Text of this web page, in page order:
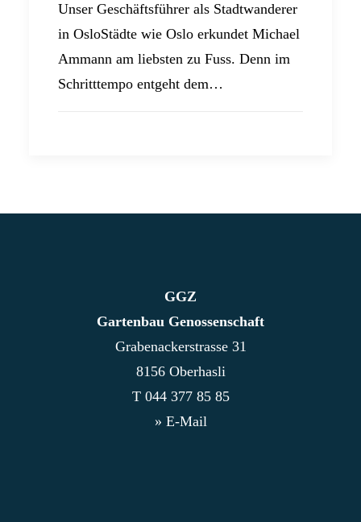
Unser Geschäftsführer als Stadtwanderer
in OsloStädte wie Oslo erkundet Michael
Ammann am liebsten zu Fuss. Denn im
Schritttempo entgeht dem…
GGZ
Gartenbau Genossenschaft
Grabenackerstrasse 31
8156 Oberhasli
T 044 377 85 85
» E-Mail